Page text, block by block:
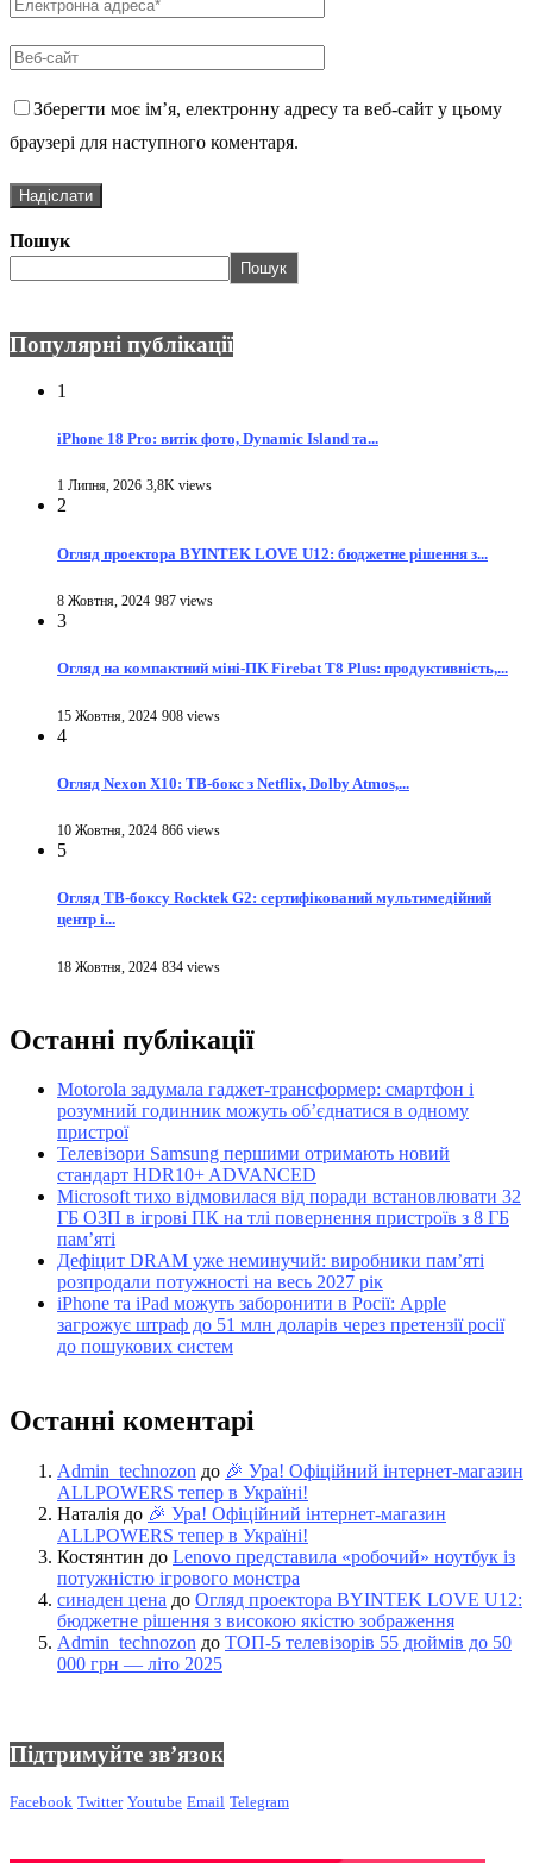
Зберегти моє ім’я, електронну адресу та веб-сайт у цьому
браузері для наступного коментаря.
Пошук
Пошук
Популярні публікації
1
iPhone 18 Pro: витік фото, Dynamic Island та...
1 Липня, 2026 3,8K views
2
Огляд проектора BYINTEK LOVE U12: бюджетне рішення з...
8 Жовтня, 2024 987 views
3
Огляд на компактний міні-ПК Firebat T8 Plus: продуктивність,...
15 Жовтня, 2024 908 views
4
Огляд Nexon X10: ТВ-бокс з Netflix, Dolby Atmos,...
10 Жовтня, 2024 866 views
5
Огляд ТВ-боксу Rocktek G2: сертифікований мультимедійний
центр і...
18 Жовтня, 2024 834 views
Останні публікації
Motorola задумала гаджет-трансформер: смартфон і
розумний годинник можуть об’єднатися в одному
пристрої
Телевізори Samsung першими отримають новий
стандарт HDR10+ ADVANCED
Microsoft тихо відмовилася від поради встановлювати 32
ГБ ОЗП в ігрові ПК на тлі повернення пристроїв з 8 ГБ
пам’яті
Дефіцит DRAM уже неминучий: виробники пам’яті
розпродали потужності на весь 2027 рік
iPhone та iPad можуть заборонити в Росії: Apple
загрожує штраф до 51 млн доларів через претензії росії
до пошукових систем
Останні коментарі
Admin_technozon до 🎉 Ура! Офіційний інтернет-магазин
ALLPOWERS тепер в Україні!
Наталія до 🎉 Ура! Офіційний інтернет-магазин
ALLPOWERS тепер в Україні!
Костянтин до Lenovo представила «робочий» ноутбук із
потужністю ігрового монстра
синаден цена до Огляд проектора BYINTEK LOVE U12:
бюджетне рішення з високою якістю зображення
Admin_technozon до ТОП-5 телевізорів 55 дюймів до 50
000 грн — літо 2025
Підтримуйте зв’язок
Facebook Twitter Youtube Email Telegram